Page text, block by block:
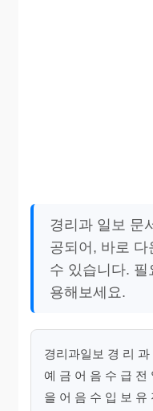
경리과 일보 문
공되어, 바로
수 있습니다. 필
용해보세요.
경리과일보 경 리
예 금 어 음 수 급 전
을 어 음 수 입 보 유